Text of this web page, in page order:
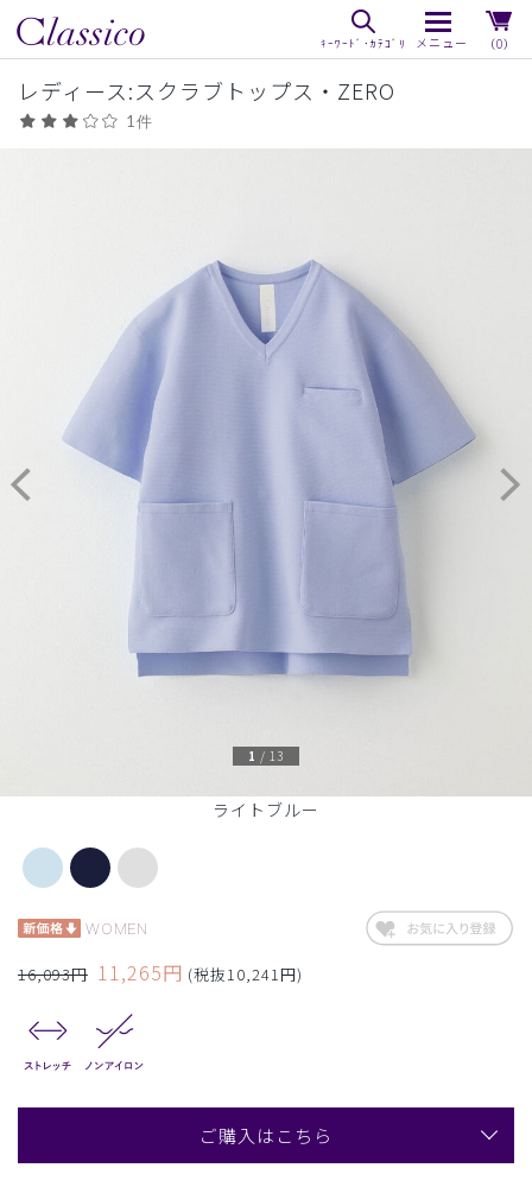
（0）
レディース:スクラブトップス・ZERO
1件
ライトブルー
1 / 13
WOMEN
16,093円 11,265円 (税抜10,241円)
ご購入はこちら